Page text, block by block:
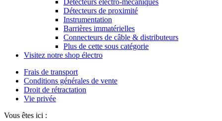
Détecteurs de proximité
Instrumentation
Barrières immatérielles
Connecteurs de câble & distributeurs
Plus de cette sous catégorie
Visitez notre shop électro
Frais de transport
Conditions générales de vente
Droit de rétractation
Vie privée
Vous êtes ici :